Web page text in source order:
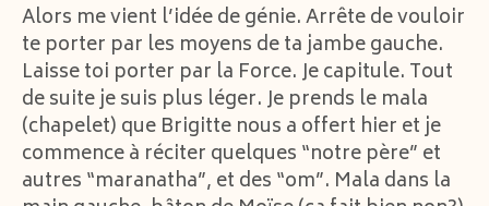
Alors me vient l’idée de génie. Arrête de vouloir
te porter par les moyens de ta jambe gauche.
Laisse toi porter par la Force. Je capitule. Tout
de suite je suis plus léger. Je prends le mala
(chapelet) que Brigitte nous a offert hier et je
commence à réciter quelques “notre père” et
autres “maranatha”, et des “om”. Mala dans la